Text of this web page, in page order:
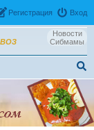
Вход
Рeгиcтpaция
Новости
Сибмамы
ВОЗ
ск